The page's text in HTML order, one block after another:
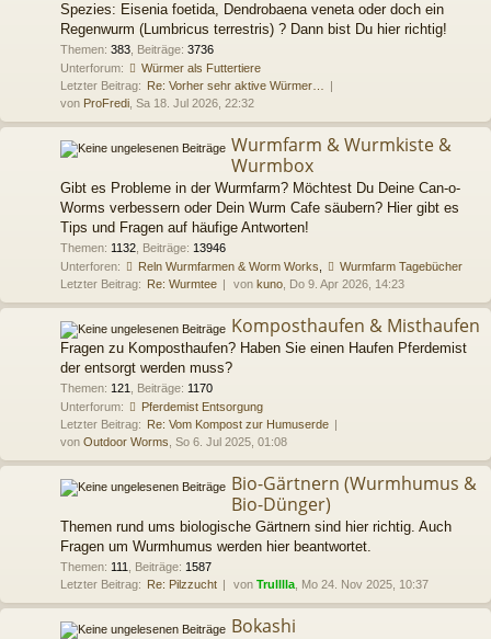
Spezies: Eisenia foetida, Dendrobaena veneta oder doch ein
Regenwurm (Lumbricus terrestris) ? Dann bist Du hier richtig!
Themen: 383 Beiträge: 3736
Unterforum:
Würmer als Futtertiere
Letzter Beitrag: Re: Vorher sehr aktive Würmer…
von ProFredi , Sa 18. Jul 2026, 22:32
Wurmfarm & Wurmkiste &
Wurmbox
Gibt es Probleme in der Wurmfarm? Möchtest Du Deine Can-o-
Worms verbessern oder Dein Wurm Cafe säubern? Hier gibt es
Tips und Fragen auf häufige Antworten!
Themen: 1132 Beiträge: 13946
Unterforen:
Reln Wurmfarmen & Worm Works
Wurmfarm Tagebücher
Letzter Beitrag: Re: Wurmtee von kuno , Do 9. Apr 2026, 14:23
Komposthaufen & Misthaufen
Fragen zu Komposthaufen? Haben Sie einen Haufen Pferdemist
der entsorgt werden muss?
Themen: 121 Beiträge: 1170
Unterforum:
Pferdemist Entsorgung
Letzter Beitrag: Re: Vom Kompost zur Humuserde
von Outdoor Worms , So 6. Jul 2025, 01:08
Bio-Gärtnern (Wurmhumus &
Bio-Dünger)
Themen rund ums biologische Gärtnern sind hier richtig. Auch
Fragen um Wurmhumus werden hier beantwortet.
Themen: 111 Beiträge: 1587
Letzter Beitrag: Re: Pilzzucht von Trulllla , Mo 24. Nov 2025, 10:37
Bokashi